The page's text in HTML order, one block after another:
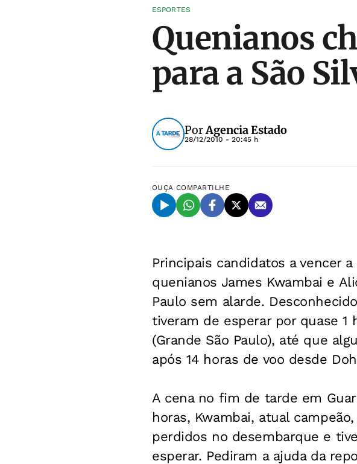
ESPORTES
Quenianos
para a São
PorAgencia Estado
28/12/2010 - 20:45 h
OUÇA COMPARTILHE
Principais candidatos a vencer
quenianos James Kwambai e
Paulo sem alarde.
tiveram de esperar por quase 1
(Grande São Paulo), até que
após 14 horas de voo desde
A cena no fim de tarde em
horas, Kwambai, atual
perdidos no desembarque e
esperar. Pediram a ajuda da